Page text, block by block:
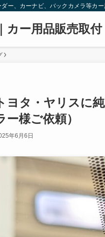
ダー、カーナビ、バックカメラ等カ
カー用品販売取付
トヨタ・ヤリスに
ー様ご依頼）
年6月6日